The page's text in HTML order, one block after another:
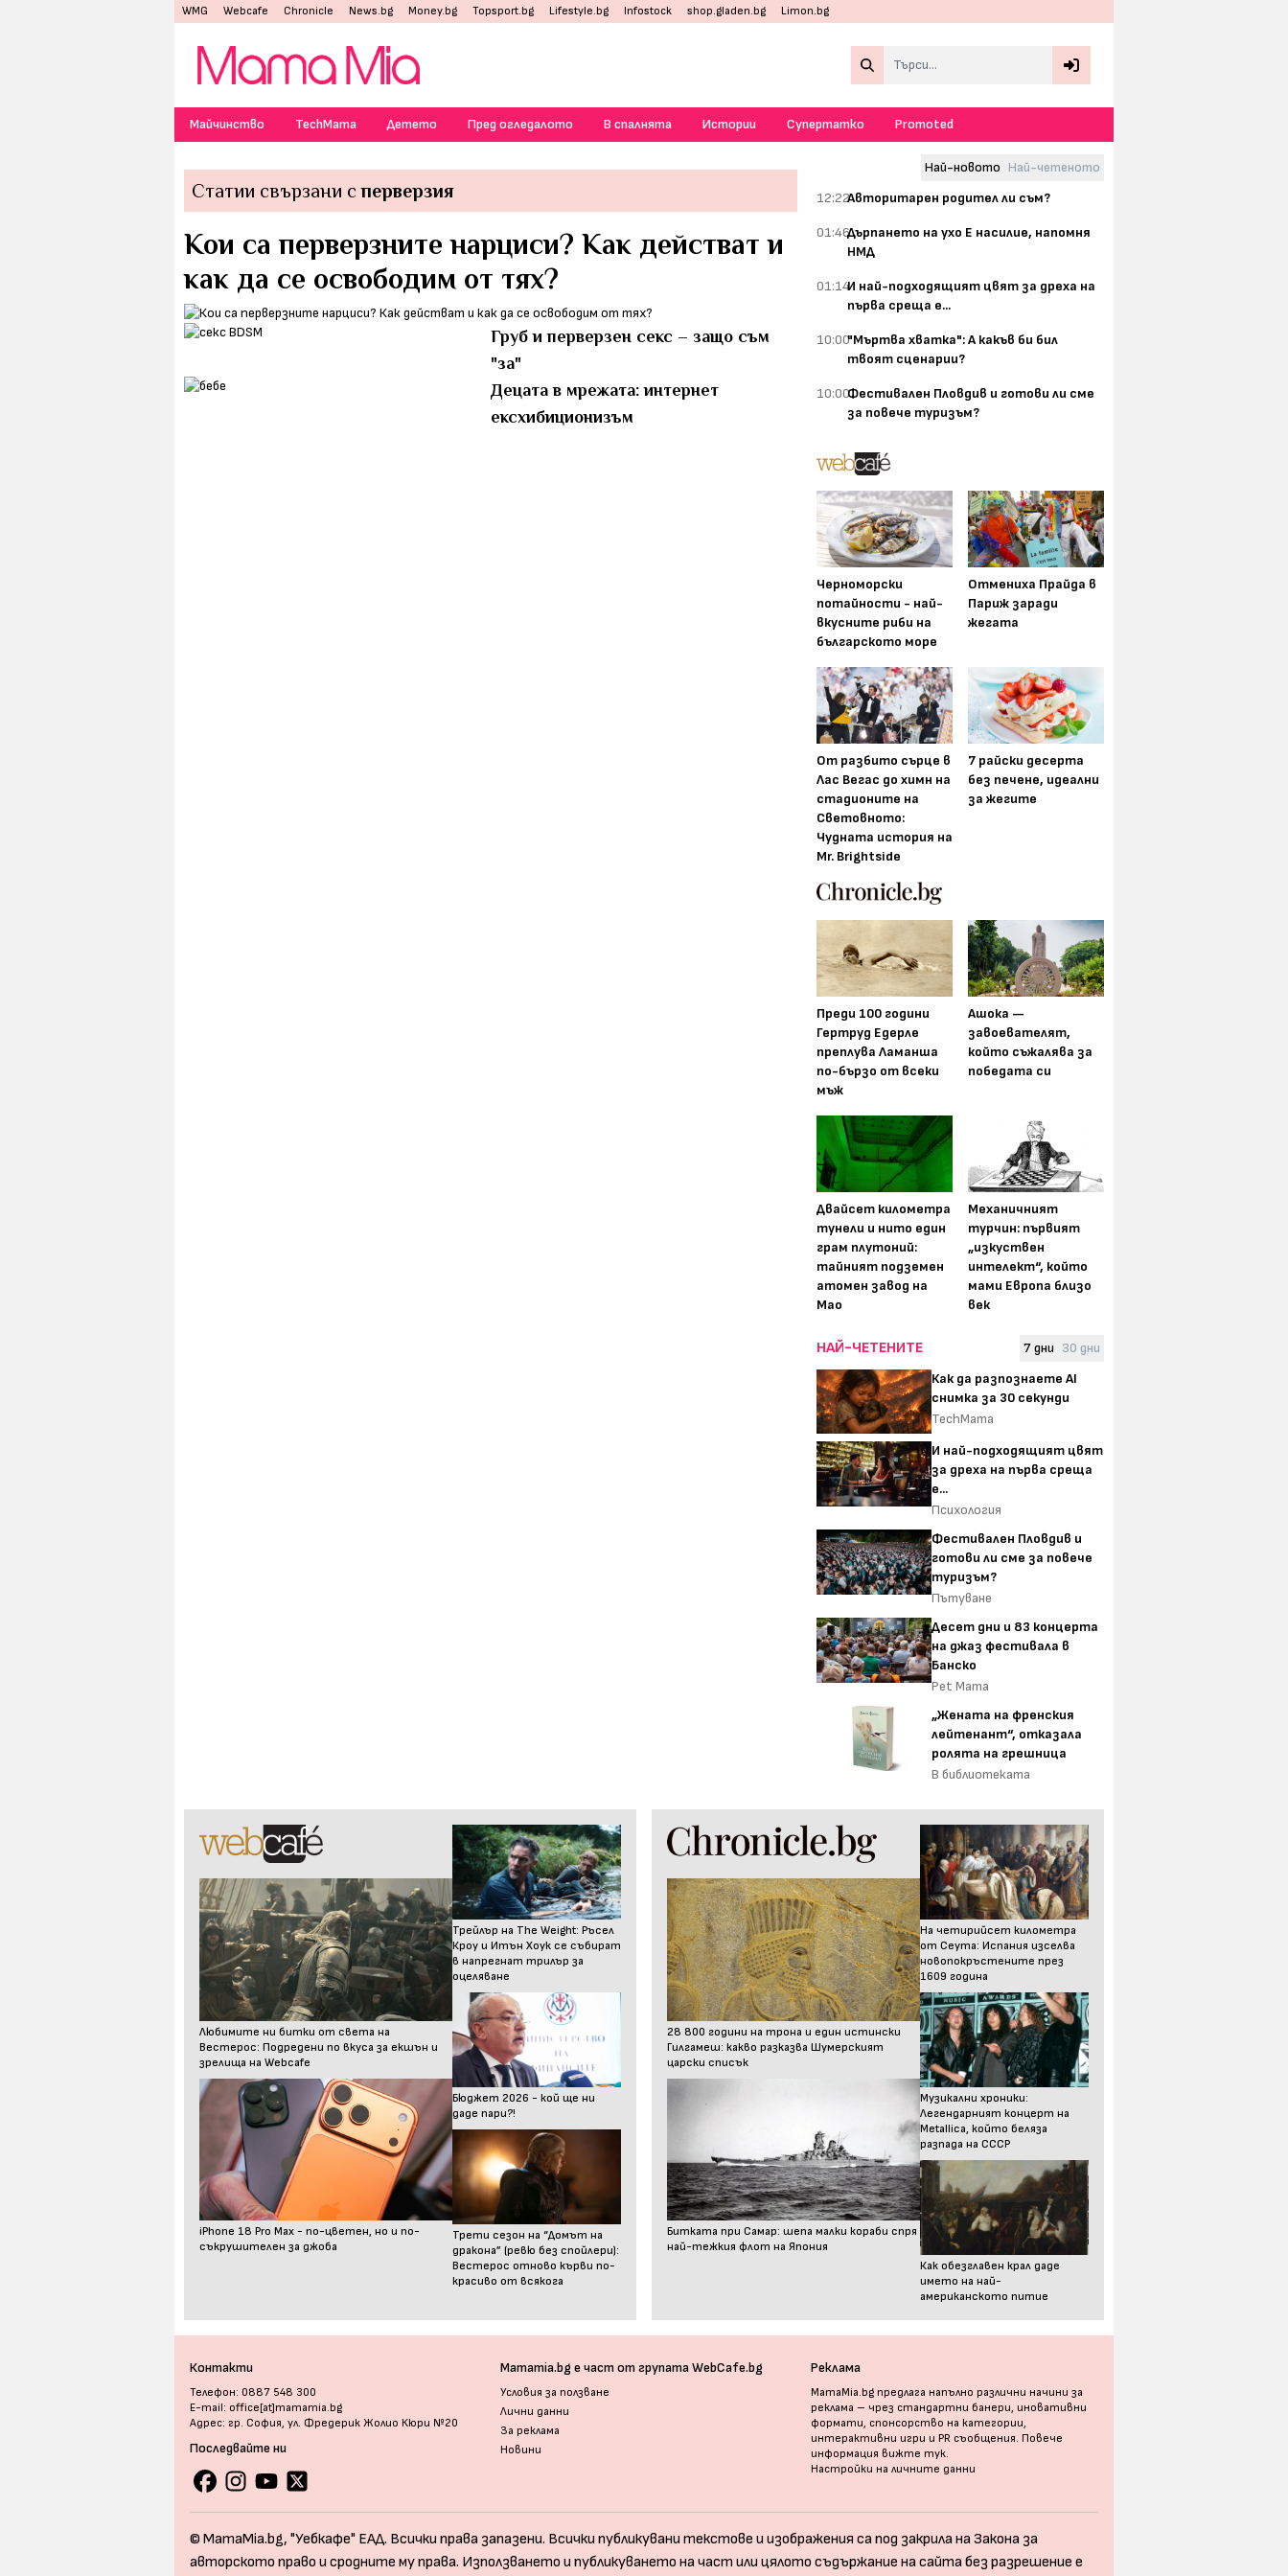
WMG Webcafe Chronicle News.bg Money.bg Topsport.bg Lifestyle.bg Infostock shop.gladen.bg Limon.bg
Майчинство TechMama Детето Пред огледалото В спалнята Истории Супертатко Promoted
Статии свързани сперверзия
Кои са перверзните нарциси? Как действат и
как да се освободим от тях?
Груб и перверзен секс – защо съм
"за"
Децата в мрежата: интернет
ексхибиционизъм
Най-новото Най-четеното
12:22Авторитарен родител ли съм?
01:46Дърпането на ухо Е насилие, напомня
НМД
01:14И най-подходящият цвят за дреха на
първа среща е...
10:00"Мъртва хватка": А какъв би бил
твоят сценарии?
10:00Фестивален Пловдив и готови ли сме
за повече туризъм?
Черноморски
потайности - най-
вкусните риби на
българското море
Отмениха Прайда в
Париж заради
жегата
От разбито сърце в
Лас Вегас до химн на
стадионите на
Световното:
Чудната история на
Mr. Brightside
7 райски десерта
без печене, идеални
за жегите
Преди 100 години
Гертруд Едерле
преплува Ламанша
по-бързо от всеки
мъж
Ашока —
завоевателят,
който съжалява за
победата си
Двайсет километра
тунели и нито един
грам плутоний:
тайният подземен
атомен завод на
Мао
Механичният
турчин: първият
„изкуствен
интелект“, който
мами Европа близо
век
НАЙ-ЧЕТЕНИТЕ 7 дни 30 дни
Как да разпознаете AI
снимка за 30 секунди
TechMama
И най-подходящият цвят
за дреха на първа среща
е...
Психология
Фестивален Пловдив и
готови ли сме за повече
туризъм?
Пътуване
Десет дни и 83 концерта
на джаз фестивала в
Банско
Pet Mama
„Жената на френския
лейтенант“, отказала
ролята на грешница
В библиотеката
Любимите ни битки от света на
Вестерос: Подредени по вкуса за екшън и
зрелища на Webcafe
iPhone 18 Pro Max - по-цветен, но и по-
съкрушителен за джоба
Трейлър на The Weight: Ръсел
Кроу и Итън Хоук се събират
в напрегнат трилър за
оцеляване
Бюджет 2026 - кой ще ни
даде пари?!
Трети сезон на “Домът на
дракона” (ревю без спойлери):
Вестерос отново кърви по-
красиво от всякога
28 800 години на трона и един истински
Гилгамеш: какво разказва Шумерският
царски списък
Битката при Самар: шепа малки кораби спря
най-тежкия флот на Япония
На четирийсет километра
от Сеута: Испания изселва
новопокръстените през
1609 година
Музикални хроники:
Легендарният концерт на
Metallica, който беляза
разпада на СССР
Как обезглавен крал даде
името на най-
американското питие
Контакти
Телефон: 0887 548 300
E-mail: office[at]mamamia.bg
Адрес: гр. София, ул. Фредерик Жолио Кюри №20
Последвайте ни
Mamamia.bg е част от групата WebCafe.bg
Условия за ползване
Лични данни
За реклама
Новини
Реклама
MamaMia.bg предлага напълно различни начини за
реклама – чрез стандартни банери, иновативни
формати, спонсорство на категории,
интерактивни игри и PR съобщения. Повече
информация вижте тук.
Настройки на личните данни
© MamaMia.bg, "Уебкафе" ЕАД. Всички права запазени. Всички публикувани текстове и изображения са под закрила на Закона за
авторското право и сродните му права. Използването и публикуването на част или цялото съдържание на сайта без разрешение е